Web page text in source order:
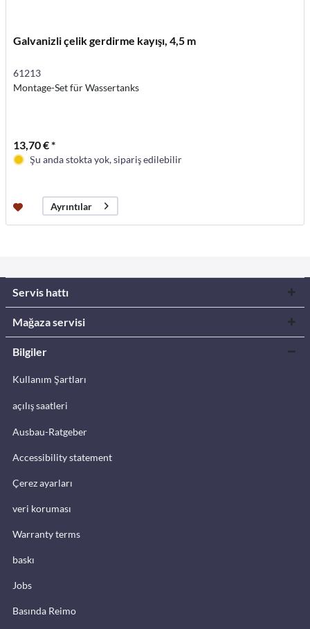
Galvanizli çelik gerdirme kayışı, 4,5 m
61213
Montage-Set für Wassertanks
13,70 € *
Şu anda stokta yok, sipariş edilebilir
Ayrıntılar
Servis hattı
Mağaza servisi
Bilgiler
Kullanım Şartları
açılış saatleri
Ausbau-Ratgeber
Accessibility statement
Çerez ayarları
veri koruması
Warranty terms
baskı
Jobs
Basında Reimo